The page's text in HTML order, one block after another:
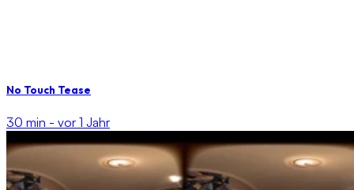
No Touch Tease
30 min - vor 1 Jahr